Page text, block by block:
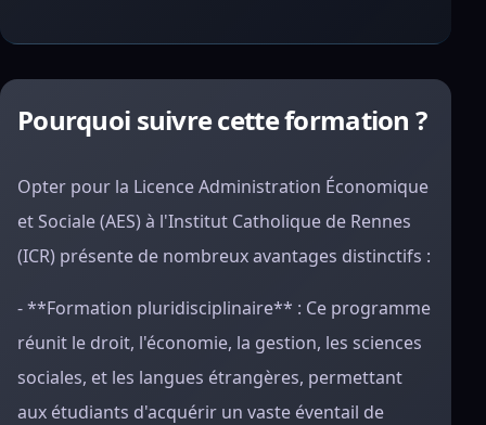
Pourquoi suivre cette formation ?
Opter pour la Licence Administration Économique
et Sociale (AES) à l'Institut Catholique de Rennes
(ICR) présente de nombreux avantages distinctifs :
- **Formation pluridisciplinaire** : Ce programme
réunit le droit, l'économie, la gestion, les sciences
sociales, et les langues étrangères, permettant
aux étudiants d'acquérir un vaste éventail de